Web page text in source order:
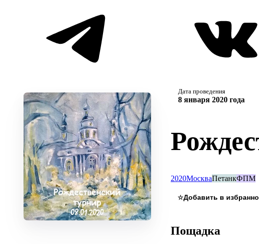
Дата проведения
8 января 2020 года
2020МоскваПетанкФПМ
☆
Пощадка